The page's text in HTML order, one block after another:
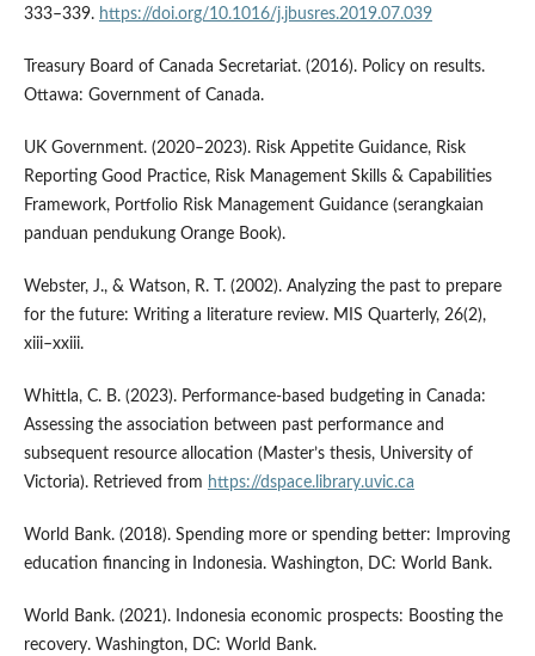
333–339. https://doi.org/10.1016/j.jbusres.2019.07.039
Treasury Board of Canada Secretariat. (2016). Policy on results.
Ottawa: Government of Canada.
UK Government. (2020–2023). Risk Appetite Guidance, Risk
Reporting Good Practice, Risk Management Skills & Capabilities
Framework, Portfolio Risk Management Guidance (serangkaian
panduan pendukung Orange Book).
Webster, J., & Watson, R. T. (2002). Analyzing the past to prepare
for the future: Writing a literature review. MIS Quarterly, 26(2),
xiii–xxiii.
Whittla, C. B. (2023). Performance-based budgeting in Canada:
Assessing the association between past performance and
subsequent resource allocation (Master’s thesis, University of
Victoria). Retrieved from https://dspace.library.uvic.ca
World Bank. (2018). Spending more or spending better: Improving
education financing in Indonesia. Washington, DC: World Bank.
World Bank. (2021). Indonesia economic prospects: Boosting the
recovery. Washington, DC: World Bank.